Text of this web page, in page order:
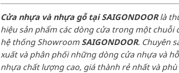
Cửa nhựa và nhựa gỗ tại SAIGONDOORlà
hiệu sản phẩm các dòng cửa trong một chuỗi
hệ thống ShowroomSAIGONDOOR. Chuyên
xuất và phân phối những dòng cửa nhựa và
nhựa chất lượng cao, giá thành rẻ nhất và